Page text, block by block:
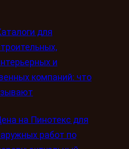
для
и
компаний: что
на Пинотекс для
работ по